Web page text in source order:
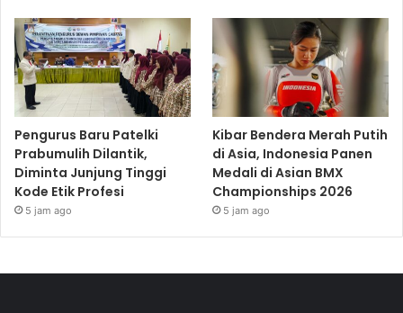
Pengurus Baru Patelki
Prabumulih Dilantik,
Diminta Junjung Tinggi
Kode Etik Profesi
5 jam ago
Kibar Bendera Merah Putih
di Asia, Indonesia Panen
Medali di Asian BMX
Championships 2026
5 jam ago